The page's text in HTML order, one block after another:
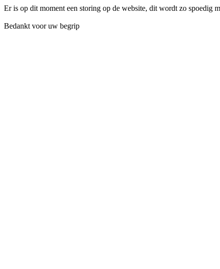
Er is op dit moment een storing op de website, dit wordt zo spoedig
Bedankt voor uw begrip